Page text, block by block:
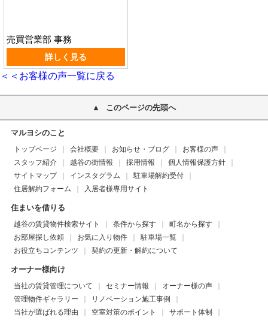
売買営業部 事務
詳しく見る
＜＜お客様の声一覧に戻る
このページの先頭へ
マルヨシのこと
トップページ 会社概要 お知らせ・ブログ
お客様の声
スタッフ紹介
越谷の街情報 採用情報
個人情報保護方針
サイトマップ
インスタグラム
駐車場解約受付
住居解約フォーム
入居者様専用サイト
住まいを借りる
越谷の賃貸物件検索サイト 条件から探す
町名から探す
お部屋探し依頼
お気に入り物件
駐車場一覧
お役立ちコンテンツ
契約の更新・解約について
オーナー様向け
当社の賃貸管理について セミナー情報
オーナー様の声
管理物件ギャラリー
リノベーション施工事例
当社が選ばれる理由
空室対策のポイント
サポート体制